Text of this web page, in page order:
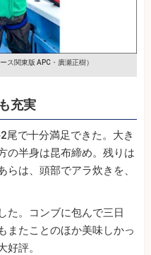
ス関東版 APC・廣瀬正樹）
充実
で十分満足できた。大き
の半身は昆布締め。残りは
は、頭部でアラ炊きを、
た。コンブに包んで三日
またことのほか美味しかっ
評。